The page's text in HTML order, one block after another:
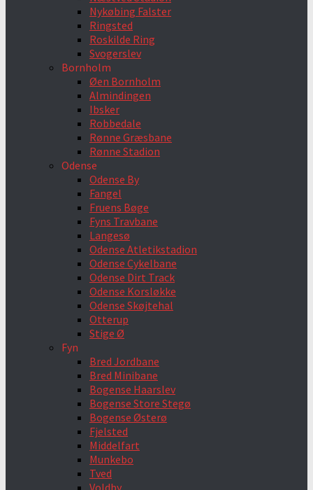
Nykøbing Falster
Ringsted
Roskilde Ring
Svogerslev
Bornholm
Øen Bornholm
Almindingen
Ibsker
Robbedale
Rønne Græsbane
Rønne Stadion
Odense
Odense By
Fangel
Fruens Bøge
Fyns Travbane
Langesø
Odense Atletikstadion
Odense Cykelbane
Odense Dirt Track
Odense Korsløkke
Odense Skøjtehal
Otterup
Stige Ø
Fyn
Bred Jordbane
Bred Minibane
Bogense Haarslev
Bogense Store Stegø
Bogense Østerø
Fjelsted
Middelfart
Munkebo
Tved
Voldby